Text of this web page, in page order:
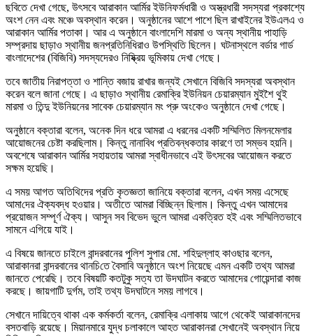
ছবিতে দেখা গেছে, উৎসবে আরাকান আর্মির ইউনিফর্মধারী ও অস্ত্রধারী সদস্যরা প্রকাশ্যে
অংশ নেন এবং মঞ্চে অবস্থান করেন। অনুষ্ঠানের আশে পাশে ছিল রাখাইনের ইউএলএ ও
আরাকান আর্মির পতাকা। আর এ অনুষ্ঠানে বাংলাদেশি মারমা ও অন্য স্থানীয় পাহাড়ি
সম্প্রদায় ছাড়াও স্থানীয় জনপ্রতিনিধিরাও উপস্থিতি ছিলেন। ঘটনাস্থলে বর্ডার গার্ড
বাংলাদেশের (বিজিবি) সদস্যদেরও নিষ্ক্রিয় ভূমিকায় দেখা গেছে।
তবে জাতীয় নিরাপত্তা ও শান্তি বজায় রাখার জন্যই সেখানে বিজিবি সদস্যরা অবস্থান
করেন বলে জানা গেছে। এ ছাড়াও স্থানীয় রেমাক্রি ইউনিয়ন চেয়ারম্যান মুইশৈ থুই
মারমা ও তিন্দু ইউনিয়নের সাবেক চেয়ারম্যান মং প্রু অংকেও অনুষ্ঠানে দেখা গেছে।
অনুষ্ঠানে বক্তারা বলেন, অনেক দিন ধরে আমরা এ ধরনের একটি সম্মিলিত মিলনমেলার
আয়োজনের চেষ্টা করছিলাম। কিন্তু নানাবিধ প্রতিবন্ধকতার কারণে তা সম্ভব হয়নি।
অবশেষে আরাকান আর্মির সহায়তায় আমরা স্বাধীনভাবে এই উৎসবের আয়োজন করতে
সক্ষম হয়েছি।
এ সময় আগত অতিথিদের প্রতি কৃতজ্ঞতা জানিয়ে বক্তারা বলেন, এখন সময় এসেছে
আমা‌দের ঐক্যবদ্ধ হওয়ার। অতীতে আমরা বিচ্ছিন্ন ছিলাম। কিন্তু এখন আমাদের
প্রয়োজন সম্পূর্ণ ঐক্য। আসুন সব বিভেদ ভুলে আমরা একত্রিত হই এবং সম্মিলিতভাবে
সামনে এগিয়ে যাই।
এ বিষয়ে জানতে চাইলে বান্দরবানের পুলিশ সুপার মো. শহিদুল্লাহ কাওছার বলেন,
আরাকানরা বান্দরবানের থান‌চি‌তে বৈসা‌বি অনুষ্ঠানে অংশ নিয়েছে এমন একটি তথ্য আমরা
জানতে পেরেছি। তবে বিষয়টি কতটুকু সত্য তা উদঘাটন করতে আমাদের গোয়েন্দারা কাজ
করছে। জায়গাটি দুর্গম, তাই তথ্য উদঘাটনে সময় লাগবে।
সেখানে দায়িত্বে থাকা এক কর্মকর্তা বলেন, রেমাক্রি এলাকায় আগে থেকেই আরাকানদের
বসতবাড়ি রয়েছে। মিয়ানমারে যুদ্ধ চলাকালে আহত আরাকানরা সেখানেই অবস্থান নিয়ে